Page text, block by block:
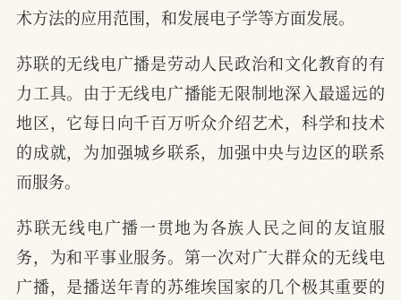
术方法的应用范围，和发展电子学等方面发展。
苏联的无线电广播是劳动人民政治和文化教育的有
力工具。由于无线电广播能无限制地深入最遥远的
地区，它每日向千百万听众介绍艺术，科学和技术
的成就，为加强城乡联系，加强中央与边区的联系
而服务。
苏联无线电广播一贯地为各族人民之间的友谊服
务，为和平事业服务。第一次对广大群众的无线电
广播，是播送年青的苏维埃国家的几个极其重要的